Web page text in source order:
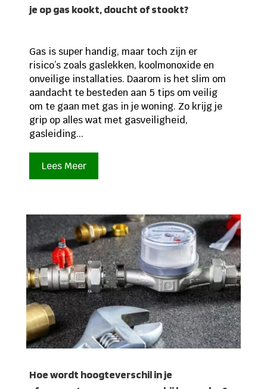
je op gas kookt, doucht of stookt?
Gas is super handig, maar toch zijn er
risico’s zoals gaslekken, koolmonoxide en
onveilige installaties. Daarom is het slim om
aandacht te besteden aan 5 tips om veilig
om te gaan met gas in je woning. Zo krijg je
grip op alles wat met gasveiligheid,
gasleiding...
Lees Meer
Hoe wordt hoogteverschil in je